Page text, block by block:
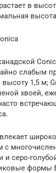
в
слабым
1,5 м;
хвоей,
с
и серо-
формы